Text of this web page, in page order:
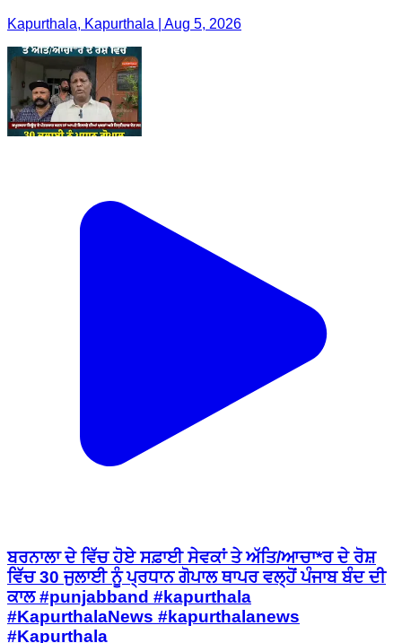
Kapurthala, Kapurthala | Aug 5, 2026
ਬਰਨਾਲਾ ਦੇ ਵਿੱਚ ਹੋਏ ਸਫ਼ਾਈ ਸੇਵਕਾਂ ਤੇ ਅੱਤਿ/ਆਚਾ*ਰ ਦੇ ਰੋਸ਼
ਵਿੱਚ 30 ਜੁਲਾਈ ਨੂੰ ਪ੍ਰਧਾਨ ਗੋਪਾਲ ਥਾਪਰ ਵਲ੍ਹੋਂ ਪੰਜਾਬ ਬੰਦ ਦੀ
ਕਾਲ #punjabband #kapurthala
#KapurthalaNews #kapurthalanews
#Kapurthala